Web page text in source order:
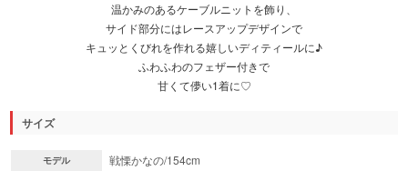
温かみのあるケーブルニットを飾り、
サイド部分にはレースアップデザインで
キュッとくびれを作れる嬉しいディティールに♪
ふわふわのフェザー付きで
甘くて儚い1着に♡
サイズ
モデル 戦慄かなの/154cm